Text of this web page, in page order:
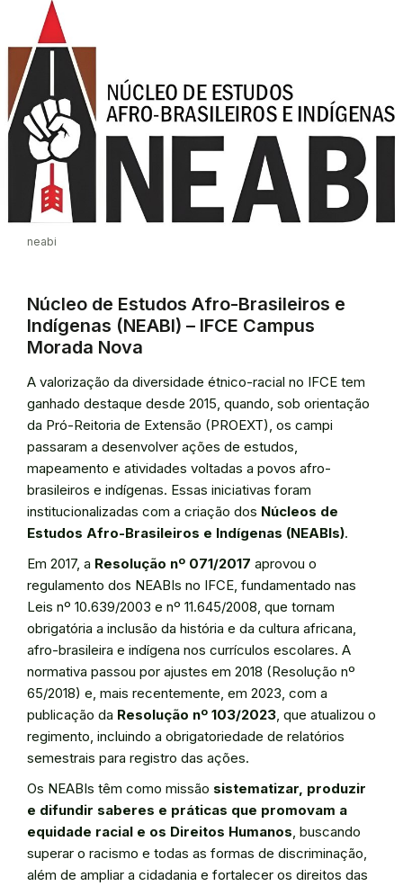
neabi
Núcleo de Estudos Afro-Brasileiros e
Indígenas (NEABI) – IFCE Campus
Morada Nova
A valorização da diversidade étnico-racial no IFCE tem
ganhado destaque desde 2015, quando, sob orientação
da Pró-Reitoria de Extensão (PROEXT), os campi
passaram a desenvolver ações de estudos,
mapeamento e atividades voltadas a povos afro-
brasileiros e indígenas. Essas iniciativas foram
institucionalizadas com a criação dos Núcleos de
Estudos Afro-Brasileiros e Indígenas (NEABIs).
Em 2017, a Resolução nº 071/2017 aprovou o
regulamento dos NEABIs no IFCE, fundamentado nas
Leis nº 10.639/2003 e nº 11.645/2008, que tornam
obrigatória a inclusão da história e da cultura africana,
afro-brasileira e indígena nos currículos escolares. A
normativa passou por ajustes em 2018 (Resolução nº
65/2018) e, mais recentemente, em 2023, com a
publicação da Resolução nº 103/2023, que atualizou o
regimento, incluindo a obrigatoriedade de relatórios
semestrais para registro das ações.
Os NEABIs têm como missão sistematizar, produzir
e difundir saberes e práticas que promovam a
equidade racial e os Direitos Humanos, buscando
superar o racismo e todas as formas de discriminação,
além de ampliar a cidadania e fortalecer os direitos das